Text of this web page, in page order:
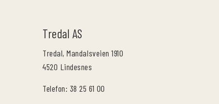
Tredal AS
Tredal, Mandalsveien 1910
4520 Lindesnes
Telefon: 38 25 61 00